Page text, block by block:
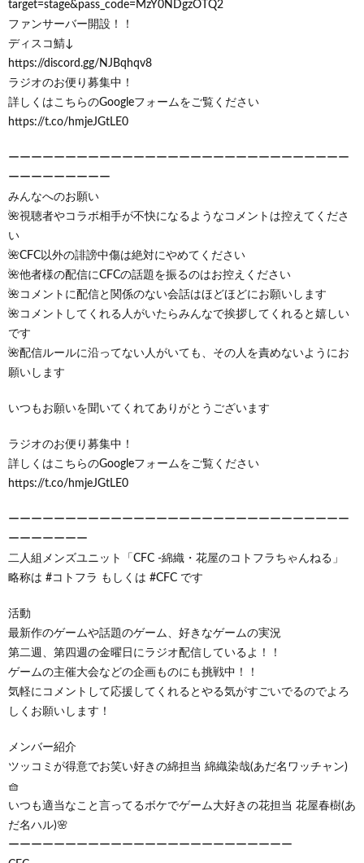
target=stage&pass_code=MzY0NDgzOTQ2
ファンサーバー開設！！
ディスコ鯖↓
https://discord.gg/NJBqhqv8
ラジオのお便り募集中！
詳しくはこちらのGoogleフォームをご覧ください
https://t.co/hmjeJGtLE0
ーーーーーーーーーーーーーーーーーーーーーーーーーーーーーー
ーーーーーーーーー
みんなへのお願い
🌺視聴者やコラボ相手が不快になるようなコメントは控えてくださ
い
🌺CFC以外の誹謗中傷は絶対にやめてください
🌺他者様の配信にCFCの話題を振るのはお控えください
🌺コメントに配信と関係のない会話はほどほどにお願いします
🌺コメントしてくれる人がいたらみんなで挨拶してくれると嬉しい
です
🌺配信ルールに沿ってない人がいても、その人を責めないようにお
願いします
いつもお願いを聞いてくれてありがとうございます
ラジオのお便り募集中！
詳しくはこちらのGoogleフォームをご覧ください
https://t.co/hmjeJGtLE0
ーーーーーーーーーーーーーーーーーーーーーーーーーーーーーー
ーーーーーーー
二人組メンズユニット「CFC -綿織・花屋のコトフラちゃんねる」
略称は #コトフラ もしくは #CFC です
活動
最新作のゲームや話題のゲーム、好きなゲームの実況
第二週、第四週の金曜日にラジオ配信しているよ！！
ゲームの主催大会などの企画ものにも挑戦中！！
気軽にコメントして応援してくれるとやる気がすごいでるのでよろ
しくお願いします！
メンバー紹介
ツッコミが得意でお笑い好きの綿担当 綿織染哉(あだ名ワッチャン)
🧺
いつも適当なこと言ってるボケでゲーム大好きの花担当 花屋春樹(あ
だ名ハル)🌸
ーーーーーーーーーーーーーーーーーーーーーーーーー